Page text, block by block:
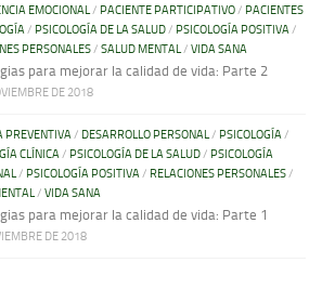
EMOCIONAL/ PACIENTE PARTICIPATIVO/ PACIENTES
/ PSICOLOGÍA DE LA SALUD/ PSICOLOGÍA POSITIVA/
PERSONALES/ SALUD MENTAL/ VIDA SANA
para mejorar la calidad de vida: Parte 2
DE 2018
PREVENTIVA/ DESARROLLO PERSONAL/ PSICOLOGÍA/
CLÍNICA/ PSICOLOGÍA DE LA SALUD/ PSICOLOGÍA
/ PSICOLOGÍA POSITIVA/ RELACIONES PERSONALES/
/ VIDA SANA
para mejorar la calidad de vida: Parte 1
DE 2018